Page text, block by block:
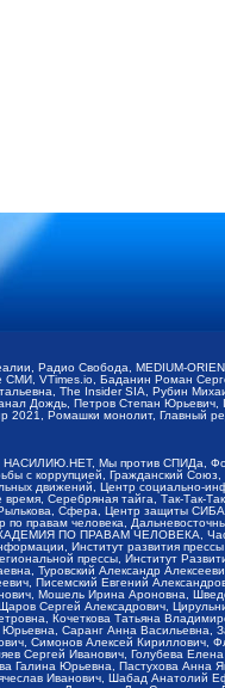
Радио Свобода, MEDIUM-
VTimes.io, Баданин Роман
The Insider SIA, Рубин
Дождь, Петров Степан
Ромашки монолит, Главный
НАСИЛИЮ.НЕТ, Мы против СПИДа,
с коррупцией, Гражданский
движений, Центр социально-
Серебряная тайга, Так-Так-
Сфера, Центр защиты
правам человека,
ПО ПРАВАМ ЧЕЛОВЕКА,
Институт развития
прессы, Институт
Туровский Александр
Писемский Евгений
Мошель Ирина Ароновна,
Сергей Алексадрович,
Кочеткова Татьяна
Саранг Анна Васильевна,
Симонов Алексей Кириллович,
Сергей Иванович, Голубева
Галина Юрьевна, Пастухова Анна
Иванович, Шабад Анатолий